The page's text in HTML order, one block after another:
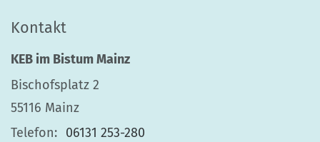
Kontakt
KEB im Bistum Mainz
Bischofsplatz 2
55116 Mainz
Telefon: 06131 253-280